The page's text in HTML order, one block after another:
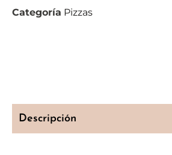
Categoría Pizzas
Descripción